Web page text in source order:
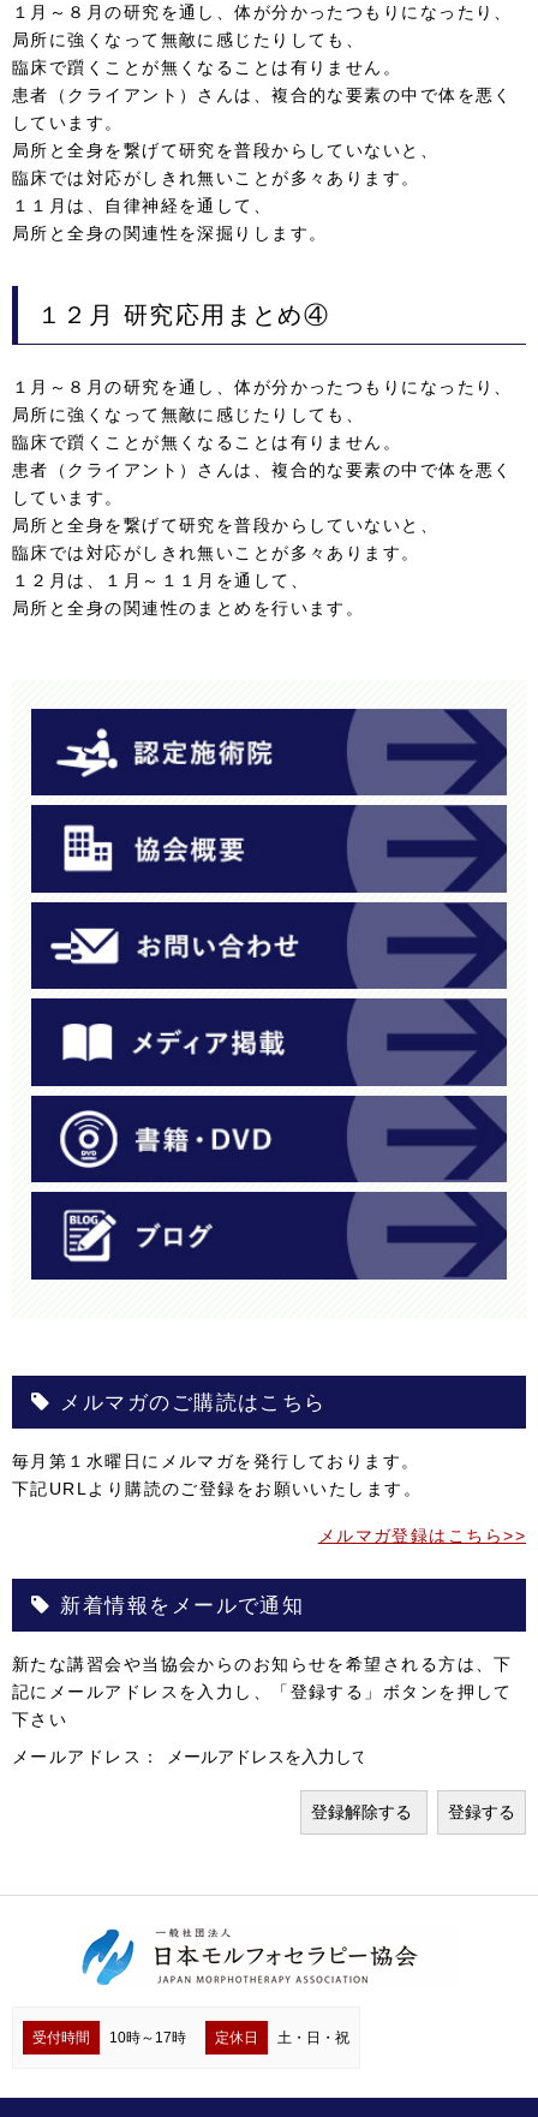
１月～８月の研究を通し、体が分かったつもりになったり、
局所に強くなって無敵に感じたりしても、
臨床で躓くことが無くなることは有りません。
患者（クライアント）さんは、複合的な要素の中で体を悪く
しています。
局所と全身を繋げて研究を普段からしていないと、
臨床では対応がしきれ無いことが多々あります。
１１月は、自律神経を通して、
局所と全身の関連性を深掘りします。
１２月 研究応用まとめ④
１月～８月の研究を通し、体が分かったつもりになったり、
局所に強くなって無敵に感じたりしても、
臨床で躓くことが無くなることは有りません。
患者（クライアント）さんは、複合的な要素の中で体を悪く
しています。
局所と全身を繋げて研究を普段からしていないと、
臨床では対応がしきれ無いことが多々あります。
１２月は、１月～１１月を通して、
局所と全身の関連性のまとめを行います。
メルマガのご購読はこちら
毎月第１水曜日にメルマガを発行しております。
下記URLより購読のご登録をお願いいたします。
メルマガ登録はこちら>>
新着情報をメールで通知
新たな講習会や当協会からのお知らせを希望される方は、下
記にメールアドレスを入力し、「登録する」ボタンを押して
下さい
メールアドレス：
受付時間 10時～17時 定休日 土・日・祝